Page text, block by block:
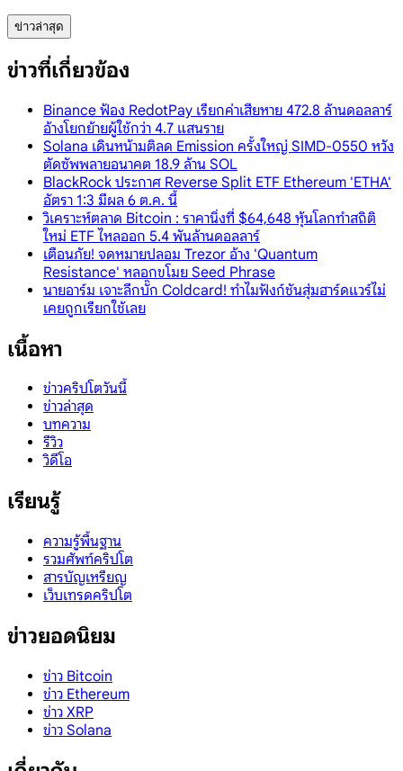
ข่าวล่าสุด
ข่าวที่เกี่ยวข้อง
Binance ฟ้อง RedotPay เรียกค่าเสียหาย 472.8 ล้านดอลลาร์
อ้างโยกย้ายผู้ใช้กว่า 4.7 แสนราย
Solana เดินหน้ามติลด Emission ครั้งใหญ่ SIMD-0550 หวัง
ตัดซัพพลายอนาคต 18.9 ล้าน SOL
BlackRock ประกาศ Reverse Split ETF Ethereum 'ETHA'
อัตรา 1:3 มีผล 6 ต.ค. นี้
วิเคราะห์ตลาด Bitcoin : ราคานิ่งที่ $64,648 หุ้นโลกทำสถิติ
ใหม่ ETF ไหลออก 5.4 พันล้านดอลลาร์
เตือนภัย! จดหมายปลอม Trezor อ้าง 'Quantum
Resistance' หลอกขโมย Seed Phrase
นายอาร์ม เจาะลึกบั๊ก Coldcard! ทำไมฟังก์ชันสุ่มฮาร์ดแวร์ไม่
เคยถูกเรียกใช้เลย
เนื้อหา
ข่าวคริปโตวันนี้
ข่าวล่าสุด
บทความ
รีวิว
วิดีโอ
เรียนรู้
ความรู้พื้นฐาน
รวมศัพท์คริปโต
สารบัญเหรียญ
เว็บเทรดคริปโต
ข่าวยอดนิยม
ข่าว Bitcoin
ข่าว Ethereum
ข่าว XRP
ข่าว Solana